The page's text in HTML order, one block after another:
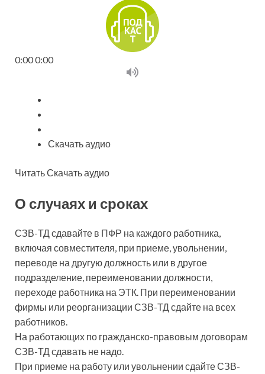
0:00 0:00
Скачать аудио
Читать Скачать аудио
О случаях и сроках
СЗВ-ТД сдавайте в ПФР на каждого работника,
включая совместителя, при приеме, увольнении,
переводе на другую должность или в другое
подразделение, переименовании должности,
переходе работника на ЭТК. При переименовании
фирмы или реорганизации СЗВ-ТД сдайте на всех
работников.
На работающих по гражданско-правовым договорам
СЗВ-ТД сдавать не надо.
При приеме на работу или увольнении сдайте СЗВ-